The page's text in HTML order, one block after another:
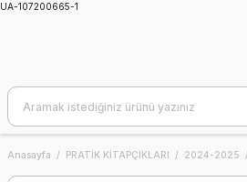
UA-107200665-1
Anasayfa PRATİK KİTAPÇIKLARI 2024-2025